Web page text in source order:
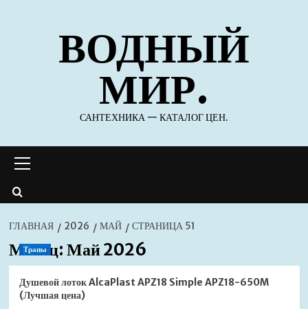
содержимомуВОДНЫЙ
МИР.
САНТЕХНИКА — КАТАЛОГ ЦЕН.
меню
ГЛАВНАЯ 2026 МАЙ СТРАНИЦА 51
Месяц:Май 2026
Трапы
Душевой лоток AlcaPlast APZ18 Simple APZ18-650M
(Лучшая цена)